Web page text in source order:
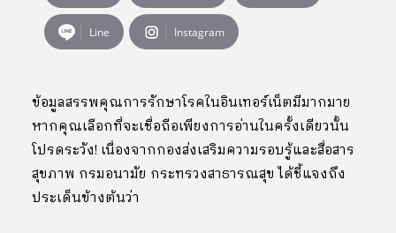
Line Instagram
ข้อมูลสรรพคุณการรักษาโรคในอินเทอร์เน็ตมีมากมาย
หากคุณเลือกที่จะเชื่อถือเพียงการอ่านในครั้งเดียวนั้น
โปรดระวัง! เนื่องจากกองส่งเสริมความรอบรู้และสื่อสาร
สุขภาพ กรมอนามัย กระทรวงสาธารณสุข ได้ชี้แจงถึง
ประเด็นข้างต้นว่า